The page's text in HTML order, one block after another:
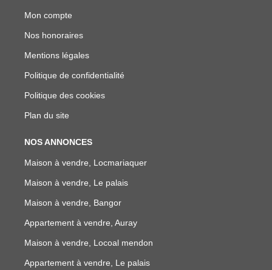
Mon compte
Nos honoraires
Mentions légales
Politique de confidentialité
Politique des cookies
Plan du site
NOS ANNONCES
Maison à vendre, Locmariaquer
Maison à vendre, Le palais
Maison à vendre, Bangor
Appartement à vendre, Auray
Maison à vendre, Locoal mendon
Appartement à vendre, Le palais